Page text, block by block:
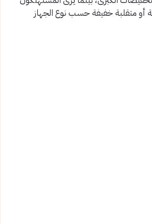
أو متقلبة خفيفة حسب نوع الجهاز